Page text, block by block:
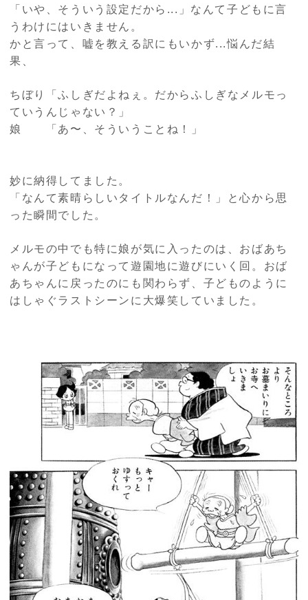
「いや、そういう設定だから...」なんて子どもに言
うわけにはいきません。
かと言って、嘘を教える訳にもいかず...悩んだ結
果、
ちぼり「ふしぎだよねぇ。だからふしぎなメルモっ
ていうんじゃない？」
娘 「あ〜、そういうことね！」
妙に納得してました。
「なんて素晴らしいタイトルなんだ！」と心から思
った瞬間でした。
メルモの中でも特に娘が気に入ったのは、おばあち
ゃんが子どもになって遊園地に遊びにいく回。おば
あちゃんに戻ったのにも関わらず、子どものように
はしゃぐラストシーンに大爆笑していました。